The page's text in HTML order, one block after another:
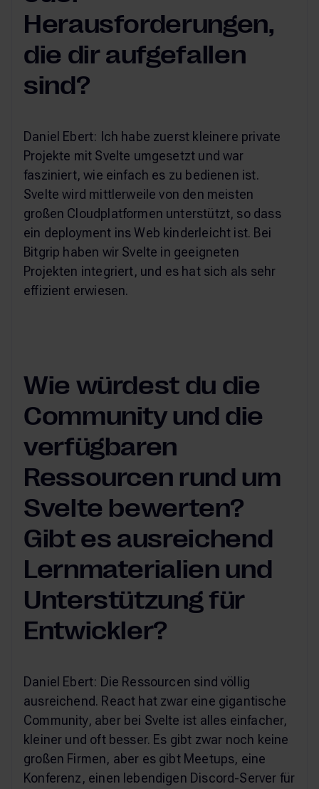
Herausforderungen,
die dir aufgefallen
sind?
Daniel Ebert: Ich habe zuerst kleinere private
Projekte mit Svelte umgesetzt und war
fasziniert, wie einfach es zu bedienen ist.
Svelte wird mittlerweile von den meisten
großen Cloudplatformen unterstützt, so dass
ein deployment ins Web kinderleicht ist. Bei
Bitgrip haben wir Svelte in geeigneten
Projekten integriert, und es hat sich als sehr
effizient erwiesen.
Wie würdest du die
Community und die
verfügbaren
Ressourcen rund um
Svelte bewerten?
Gibt es ausreichend
Lernmaterialien und
Unterstützung für
Entwickler?
Daniel Ebert: Die Ressourcen sind völlig
ausreichend. React hat zwar eine gigantische
Community, aber bei Svelte ist alles einfacher,
kleiner und oft besser. Es gibt zwar noch keine
großen Firmen, aber es gibt Meetups, eine
Konferenz, einen lebendigen Discord-Server für